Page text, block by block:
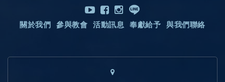
關於我們 參與教會 活動訊息 奉獻給予 與我們聯絡